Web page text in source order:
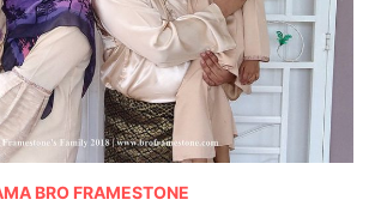
BRO FRAMESTONE